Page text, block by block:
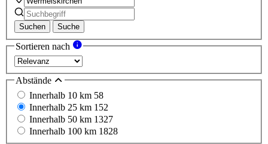
Suchen Suche
Sortieren nach
Abstände
Innerhalb 10 km 58
Innerhalb 25 km 152
Innerhalb 50 km 1327
Innerhalb 100 km 1828